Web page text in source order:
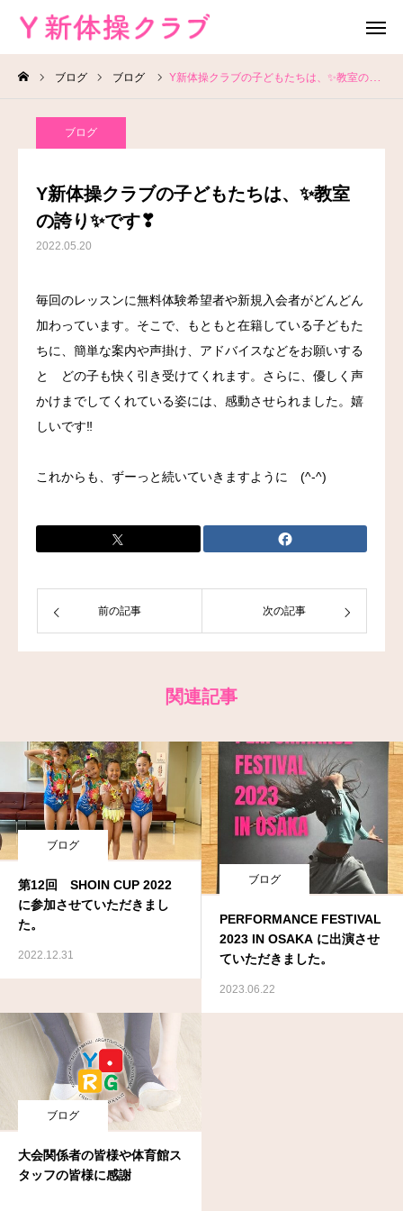
ブログ ブログ Y新体操クラブの子どもたちは、✨教室の誇り✨です❣
ブログ
Y新体操クラブの子どもたちは、✨教室
の誇り✨です❣
2022.05.20
毎回のレッスンに無料体験希望者や新規入会者がどんどん
加わっています。そこで、もともと在籍している子どもた
ちに、簡単な案内や声掛け、アドバイスなどをお願いする
と どの子も快く引き受けてくれます。さらに、優しく声
かけまでしてくれている姿には、感動させられました。嬉
しいです‼
これからも、ずーっと続いていきますように (^-^)
前の記事 次の記事
関連記事
ブログ
第12回 SHOIN CUP 2022
に参加させていただきまし
た。
2022.12.31
ブログ
PERFORMANCE FESTIVAL
2023 IN OSAKA に出演させ
ていただきました。
2023.06.22
ブログ
大会関係者の皆様や体育館ス
タッフの皆様に感謝
無料体験
HOME
教室概要
よくある質問
お問い合わせ